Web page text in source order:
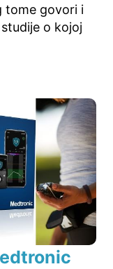
tome govori i
o kojoj